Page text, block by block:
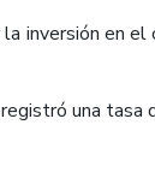
inversión en
una